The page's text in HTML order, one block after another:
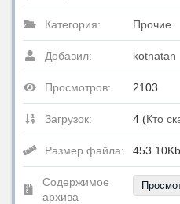
Категория: Прочие
Добавил: kotnatan
Просмотров: 2103
Загрузок: 4 (Кто
Размер файла: 453.10Kb.
Содержимое
архива